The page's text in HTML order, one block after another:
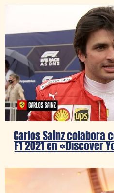
Carlos Sainz colabora
F1 2021 en «Discover